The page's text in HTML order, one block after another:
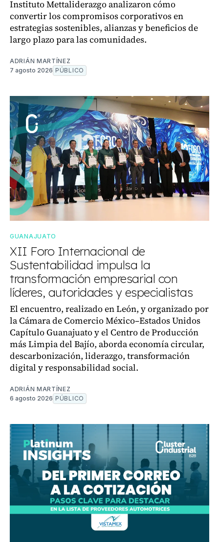
Instituto Mettaliderazgo analizaron cómo
convertir los compromisos corporativos en
estrategias sostenibles, alianzas y beneficios de
largo plazo para las comunidades.
ADRIÁN MARTÍNEZ
7 agosto 2026 PÚBLICO
GUANAJUATO
XII Foro Internacional de
Sustentabilidad impulsa la
transformación empresarial con
líderes, autoridades y especialistas
El encuentro, realizado en León, y organizado por
la Cámara de Comercio México–Estados Unidos
Capítulo Guanajuato y el Centro de Producción
más Limpia del Bajío, aborda economía circular,
descarbonización, liderazgo, transformación
digital y responsabilidad social.
ADRIÁN MARTÍNEZ
6 agosto 2026 PÚBLICO